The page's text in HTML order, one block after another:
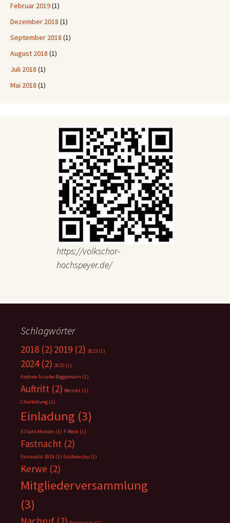
Februar 2019(1)
Dezember 2018 (1)
September 2018 (1)
August 2018 (1)
Juli 2018 (1)
Mai 2018 (1)
https://volkschor-
hochspeyer.de/
Schlagwörter
2018 (2) 2019 (2) 2023 (1)
2024(2) 2025 (1)
Andrea Arzabe Biggemann (1)
Auftritt (2) Bericht (1)
Chorleitung (1)
Einladung (3)
El Gato Montés (1) F-Rock (1)
Fastnacht (2)
Fastnacht 2019 (1) Grabowsky (1)
Kerwe (2)
Mitgliederversammlung
(3)